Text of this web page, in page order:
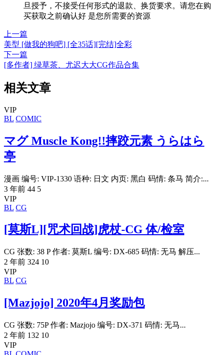
旦授予，不接受任何形式的退款、换货要求。请您在购
买获取之前确认好 是您所需要的资源
上一篇
美型 [做我的狗吧] [全35话][完结]全彩
下一篇
[多作者] 绿草茶、尤迟大大CG作品合集
相关文章
VIP
BL COMIC
マグ Muscle Kong!!摔跤元素 うらはら
亭
漫画 编号: VIP-1330 语种: 日文 内页: 黑白 码情: 条马 简介:...
3 年前 44 5
VIP
BL CG
[莫斯L][咒术回战]虎杖-CG 体/检室
CG 张数: 38 P 作者: 莫斯L 编号: DX-685 码情: 无马 解压...
2 年前 324 10
VIP
BL CG
[Mazjojo] 2020年4月奖励包
CG 张数: 75P 作者: Mazjojo 编号: DX-371 码情: 无马...
2 年前 132 10
VIP